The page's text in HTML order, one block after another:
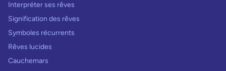
Interpréter ses rêves
Signification des rêves
Symboles récurrents
Rêves lucides
Cauchemars